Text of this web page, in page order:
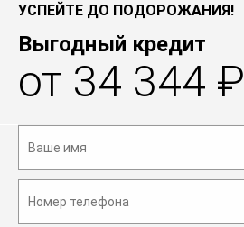
УСПЕЙТЕ ДО ПОДОРОЖАНИЯ!
Выгодный кредит
от 34 344 ₽